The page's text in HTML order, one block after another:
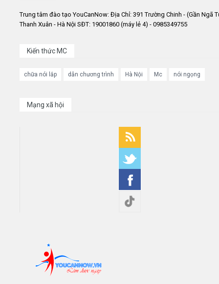
Trung tâm đào tạo YouCanNow: Địa Chỉ: 391 Trường Chinh - (Gần Ngã
Thanh Xuân - Hà Nội SĐT: 19001860 (máy lẻ 4) - 0985349755
Kiến thức MC
chữa nói lắp dẫn chương trình Hà Nội Mc nói ngọng
Mạng xã hội